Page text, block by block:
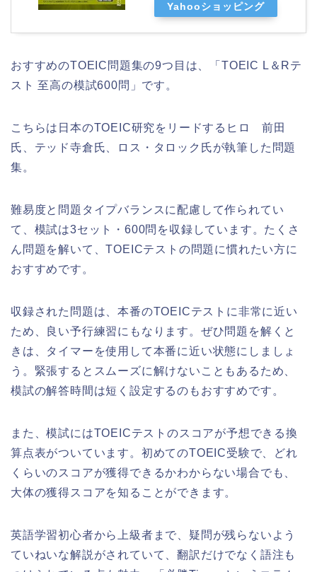
Yahooショッピング
おすすめのTOEIC問題集の9つ目は、「TOEIC L＆Rテ
スト 至高の模試600問」です。
こちらは日本のTOEIC研究をリードするヒロ 前田
氏、テッド寺倉氏、ロス・タロック氏が執筆した問題
集。
難易度と問題タイプバランスに配慮して作られてい
て、模試は3セット・600問を収録しています。たくさ
ん問題を解いて、TOEICテストの問題に慣れたい方に
おすすめです。
収録された問題は、本番のTOEICテストに非常に近い
ため、良い予行練習にもなります。ぜひ問題を解くと
きは、タイマーを使用して本番に近い状態にしましょ
う。緊張するとスムーズに解けないこともあるため、
模試の解答時間は短く設定するのもおすすめです。
また、模試にはTOEICテストのスコアが予想できる換
算点表がついています。初めてのTOEIC受験で、どれ
くらいのスコアが獲得できるかわからない場合でも、
大体の獲得スコアを知ることができます。
英語学習初心者から上級者まで、疑問が残らないよう
ていねいな解説がされていて、翻訳だけでなく語注も